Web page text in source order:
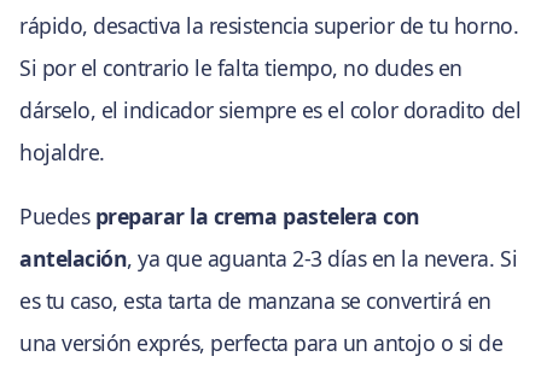
rápido, desactiva la resistencia superior de tu horno.
Si por el contrario le falta tiempo, no dudes en
dárselo, el indicador siempre es el color doradito del
hojaldre.
Puedes preparar la crema pastelera con
antelación, ya que aguanta 2-3 días en la nevera. Si
es tu caso, esta tarta de manzana se convertirá en
una versión exprés, perfecta para un antojo o si de